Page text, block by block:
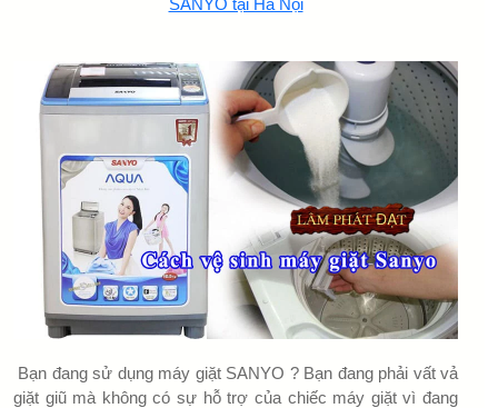
Bạn đang sử dụng máy giặt SANYO ? Bạn đang phải vất vả
giặt giũ mà không có sự hỗ trợ của chiếc máy giặt vì đang